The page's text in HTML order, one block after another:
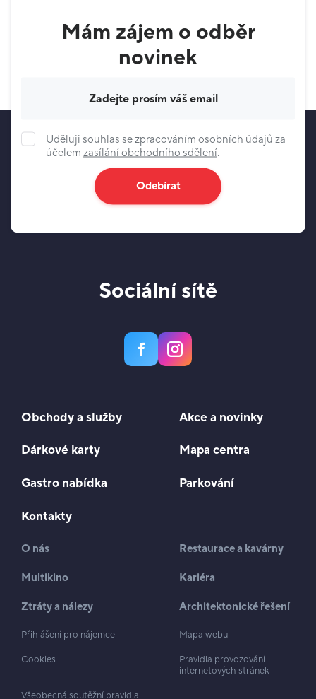
Mám zájem o odběr
novinek
Uděluji souhlas se zpracováním osobních údajů za
účelem zasílání obchodního sdělení.
Odebírat
Sociální sítě
Obchody a služby Akce a novinky
Dárkové karty Mapa centra
Gastro nabídka Parkování
Kontakty
O nás Restaurace a kavárny
Multikino Kariéra
Ztráty a nálezy Architektonické řešení
Přihlášení pro nájemce Mapa webu
Cookies
Pravidla provozování
internetových stránek
Všeobecná soutěžní pravidla